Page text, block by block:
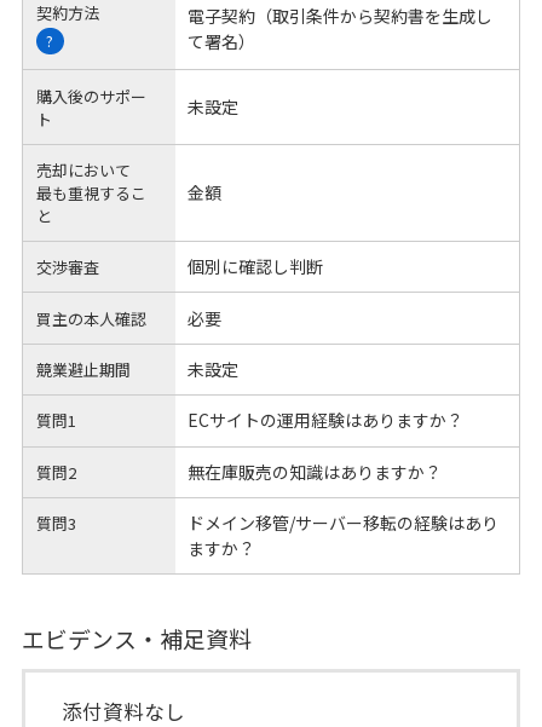
契約方法
?
電子契約（取引条件から契約書を生成し
て署名）
購入後のサポー
ト
未設定
売却において
最も重視するこ
と
金額
交渉審査 個別に確認し判断
買主の本人確認 必要
競業避止期間 未設定
質問1 ECサイトの運用経験はありますか？
質問2 無在庫販売の知識はありますか？
質問3
ドメイン移管/サーバー移転の経験はあり
ますか？
エビデンス・補足資料
添付資料なし